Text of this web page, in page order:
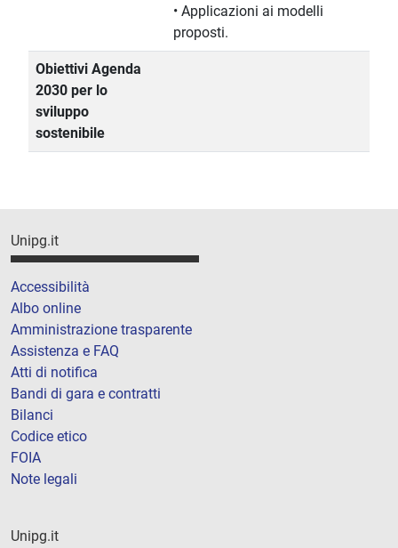
• Applicazioni ai modelli
proposti.
Obiettivi Agenda
2030 per lo
sviluppo
sostenibile
Unipg.it
Accessibilità
Albo online
Amministrazione trasparente
Assistenza e FAQ
Atti di notifica
Bandi di gara e contratti
Bilanci
Codice etico
FOIA
Note legali
Unipg.it